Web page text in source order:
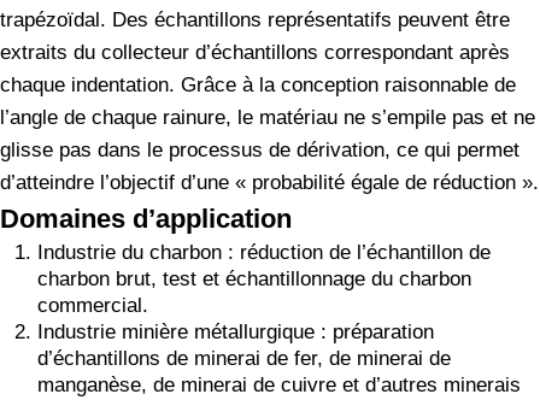
trapézoïdal. Des échantillons représentatifs peuvent être
extraits du collecteur d’échantillons correspondant après
chaque indentation. Grâce à la conception raisonnable de
l’angle de chaque rainure, le matériau ne s’empile pas et ne
glisse pas dans le processus de dérivation, ce qui permet
d’atteindre l’objectif d’une « probabilité égale de réduction ».
Domaines d’application
Industrie du charbon : réduction de l’échantillon de
charbon brut, test et échantillonnage du charbon
commercial.
Industrie minière métallurgique : préparation
d’échantillons de minerai de fer, de minerai de
manganèse, de minerai de cuivre et d’autres minerais